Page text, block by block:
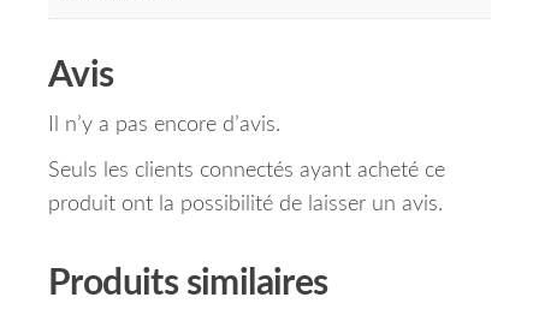
Avis
Il n’y a pas encore d’avis.
Seuls les clients connectés ayant acheté ce
produit ont la possibilité de laisser un avis.
Produits similaires